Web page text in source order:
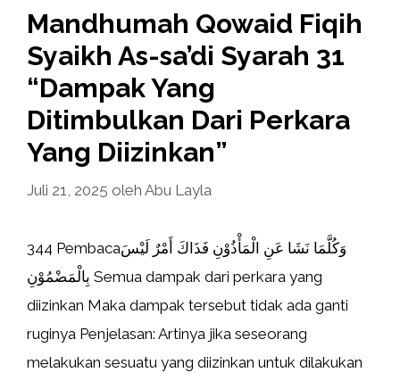
Mandhumah Qowaid Fiqih
Syaikh As-sa’di Syarah 31
“Dampak Yang
Ditimbulkan Dari Perkara
Yang Diizinkan”
Juli 21, 2025 oleh Abu Layla
344 Pembacaوَكُلَّمَا نَشَا عَنِ الْمَأْذُوْنِ فَذَاكَ أَمْرٌ لَيْسَ
بِالْمَضْمُوْنِ Semua dampak dari perkara yang
diizinkan Maka dampak tersebut tidak ada ganti
ruginya Penjelasan: Artinya jika seseorang
melakukan sesuatu yang diizinkan untuk dilakukan